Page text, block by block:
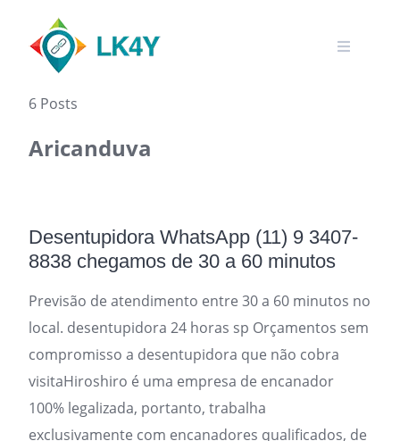
content
6 Posts
Aricanduva
Desentupidora WhatsApp (11) 9 3407-
8838 chegamos de 30 a 60 minutos
Previsão de atendimento entre 30 a 60 minutos no
local. desentupidora 24 horas sp Orçamentos sem
compromisso a desentupidora que não cobra
visitaHiroshiro é uma empresa de encanador
100% legalizada, portanto, trabalha
exclusivamente com encanadores qualificados, de